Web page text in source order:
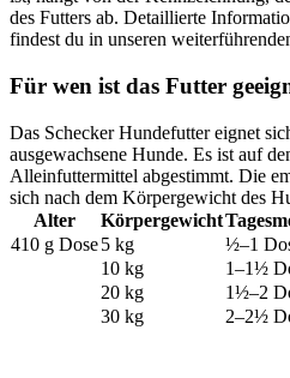
des Futters ab. Detaillierte
findest du in unseren
Für wen ist das Futter
Das Schecker Hundefutter eignet
ausgewachsene Hunde. Es ist auf
Alleinfuttermittel abgestimmt. Die
sich nach dem Körpergewicht des
Alter
Körpergewicht
410 g Dose5 kg
½–1
10 kg
1–1½
20 kg
1½–2
30 kg
2–2½